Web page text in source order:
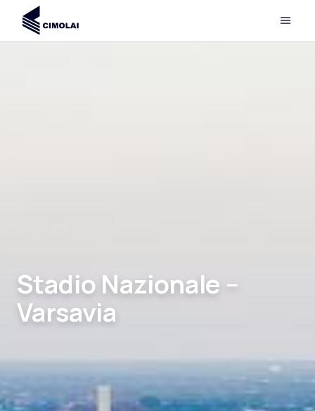
Stadio Nazionale –
Varsavia